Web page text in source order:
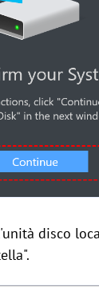
disco